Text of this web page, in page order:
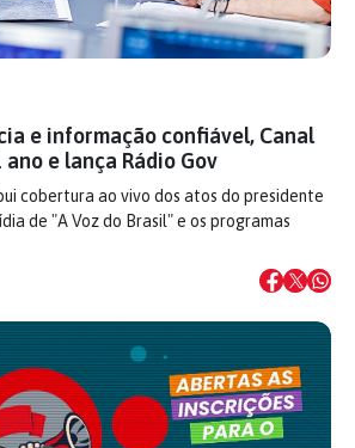
e informação confiável, Canal
ano e lança Rádio Gov
cobertura ao vivo dos atos do presidente
de "A Voz do Brasil" e os programas